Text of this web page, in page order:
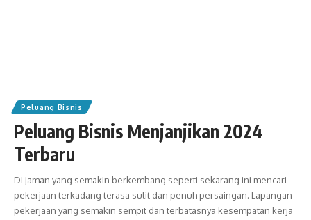
Peluang Bisnis
Peluang Bisnis Menjanjikan 2024
Terbaru
Di jaman yang semakin berkembang seperti sekarang ini mencari
pekerjaan terkadang terasa sulit dan penuh persaingan. Lapangan
pekerjaan yang semakin sempit dan terbatasnya kesempatan kerja